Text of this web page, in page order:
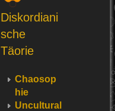
Diskordiani
sche
Täorie
Chaosop
hie
Uncultural